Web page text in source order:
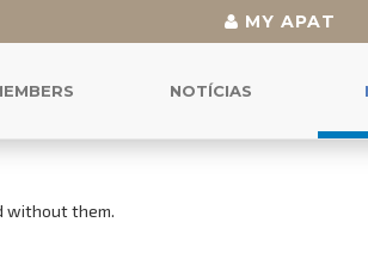
to all features.
without them.
MY APAT
NOTÍCIAS